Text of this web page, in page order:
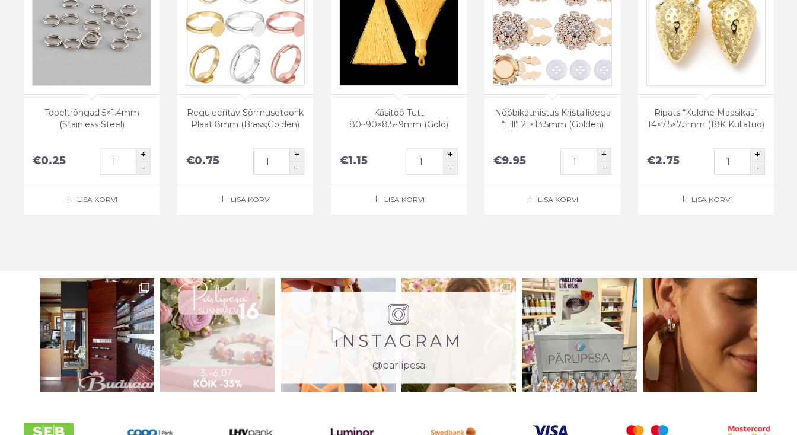
Topeltrõngad 5×1.4mm
(Stainless Steel)
€0.25
LISA KORVI
Reguleeritav Sõrmusetoorik
Plaat 8mm (Brass;Golden)
€0.75
LISA KORVI
Käsitöö Tutt
80~90×8.5~9mm (Gold)
€1.15
LISA KORVI
Nööbikaunistus Kristallidega
“Lill” 21×13.5mm (Golden)
€9.95
LISA KORVI
Ripats “Kuldne Maasikas”
14×7.5×7.5mm (18K Kullatud)
€2.75
LISA KORVI
INSTAGRAM
@parlipesa